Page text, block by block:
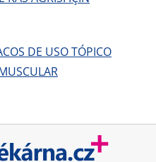
DE USO TÓPICO